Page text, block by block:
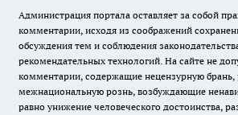
Администрация портала оставляет за собой
комментарии, исходя из соображений
обсуждения тем и соблюдения
рекомендательных технологий. На сайте не
комментарии, содержащие нецензурную
межнациональную рознь, возбуждающие
равно унижение человеческого достоинства,